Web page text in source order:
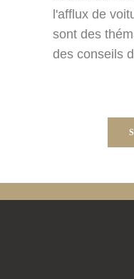
l'afflux de
sont des
des conseils